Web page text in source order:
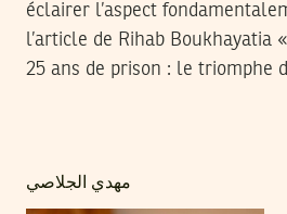
éclairer l’aspect
l’article de Rihab Boukhayatia
25 ans de prison : le triomphe
مهدي الجلاصي